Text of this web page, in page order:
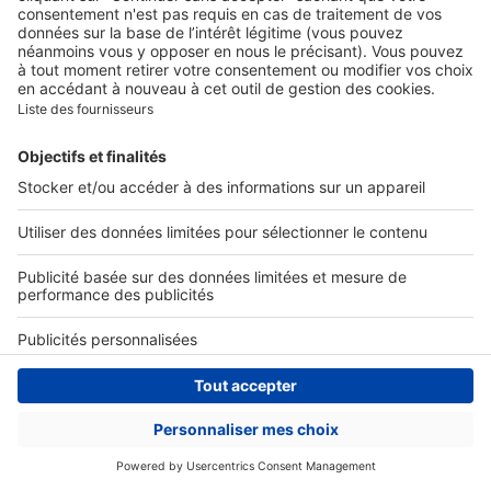
Image
Art de vivre
Chamly, les bouchons de
champagne bijoux